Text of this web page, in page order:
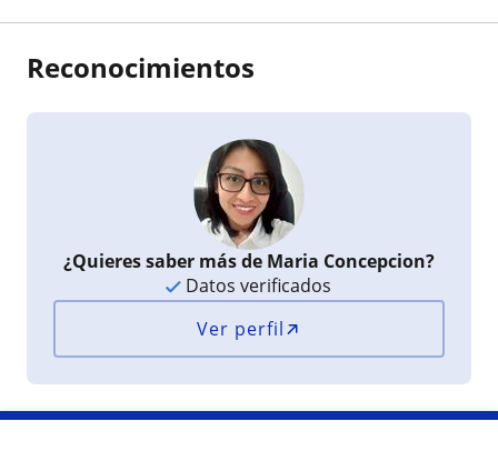
Reconocimientos
¿Quieres saber más de Maria Concepcion?
Datos verificados
Ver perfil